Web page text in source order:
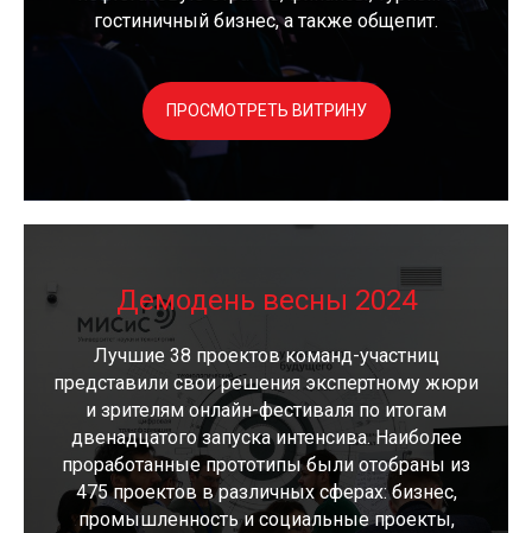
гостиничный бизнес, а также общепит.
ПРОСМОТРЕТЬ ВИТРИНУ
Демодень весны 2024
Лучшие 38 проектов команд-участниц
представили свои решения экспертному жюри
и зрителям онлайн-фестиваля по итогам
двенадцатого запуска интенсива. Наиболее
проработанные прототипы были отобраны из
475 проектов в различных сферах: бизнес,
промышленность и социальные проекты,